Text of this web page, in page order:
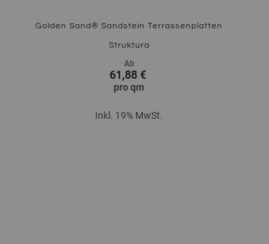
Golden Sand® Sandstein Terrassenplatten
Struktura
Ab
61,88 €
proqm
Inkl. 19% MwSt.